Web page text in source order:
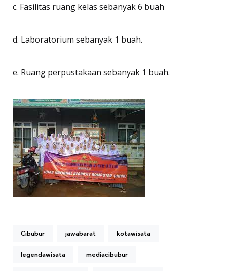
c. Fasilitas ruang kelas sebanyak 6 buah
d. Laboratorium sebanyak 1 buah.
e. Ruang perpustakaan sebanyak 1 buah.
Cibubur jawabarat kotawisata
legendawisata mediacibubur